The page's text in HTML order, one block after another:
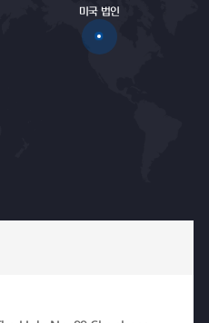
미국 법인